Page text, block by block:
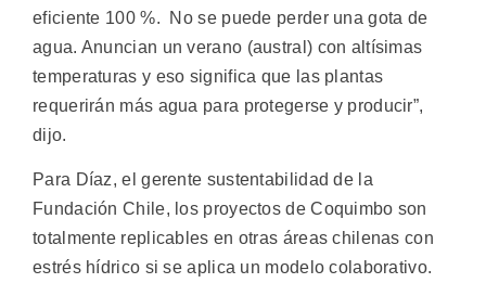
eficiente 100 %. No se puede perder una gota de
agua. Anuncian un verano (austral) con altísimas
temperaturas y eso significa que las plantas
requerirán más agua para protegerse y producir”,
dijo.
Para Díaz, el gerente sustentabilidad de la
Fundación Chile, los proyectos de Coquimbo son
totalmente replicables en otras áreas chilenas con
estrés hídrico si se aplica un modelo colaborativo.